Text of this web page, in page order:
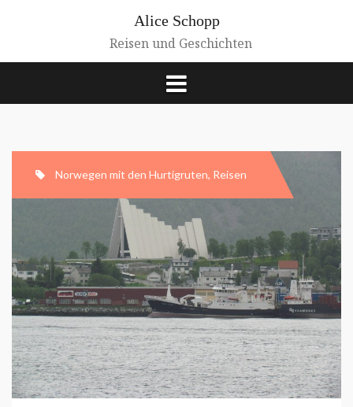
Alice Schopp
Reisen und Geschichten
Norwegen mit den Hurtigruten, Reisen